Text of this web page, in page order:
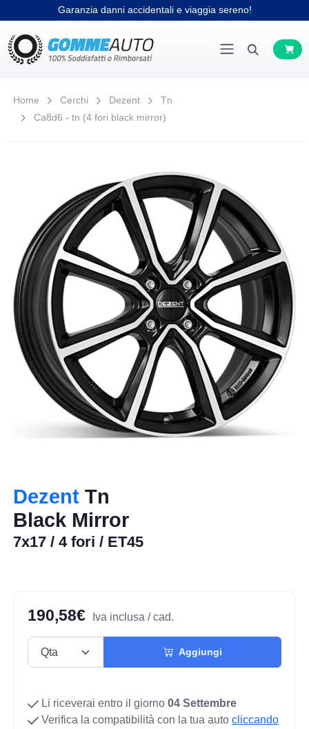
Garanzia danni accidentali e viaggia sereno!
Home Cerchi Dezent
Tn
Ca8d6 - tn (4 fori black mirror)
Dezent Tn
Black Mirror
7x17 / 4 fori / ET45
190,58€ Iva inclusa / cad.
Aggiungi
Li riceverai entro il giorno04 Settembre
Verifica la compatibilità con la tua autocliccando